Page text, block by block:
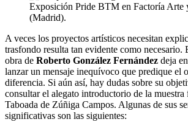
Exposición Pride BTM en Factoría Arte
(Madrid).
A veces los proyectos artísticos necesitan
trasfondo resulta tan evidente como necesario.
obra de Roberto González Fernández deja
lanzar un mensaje inequívoco que predique el
diferencia. Si aún así, hay dudas sobre su
consultar el alegato introductorio de la
Taboada de Zúñiga Campos. Algunas de sus
significativas son las siguientes: